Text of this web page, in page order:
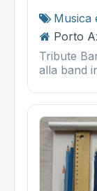
Musica
Porto
Tribute
alla band